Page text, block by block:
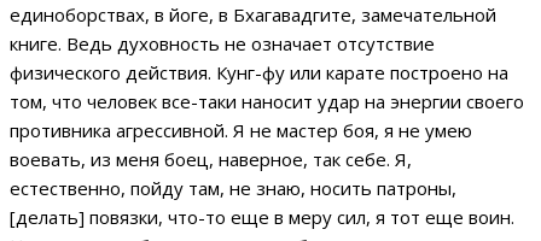
единоборствах, в йоге, в Бхагавадгите, замечательной
книге. Ведь духовность не означает отсутствие
физического действия. Кунг-фу или карате построено на
том, что человек все-таки наносит удар на энергии своего
противника агрессивной. Я не мастер боя, я не умею
воевать, из меня боец, наверное, так себе. Я,
естественно, пойду там, не знаю, носить патроны,
[делать] повязки, что-то еще в меру сил, я тот еще воин.